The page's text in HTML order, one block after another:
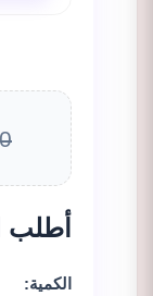
أطلب
الكمية: